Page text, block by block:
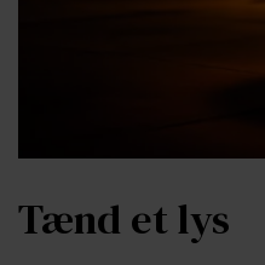
Tænd et lys